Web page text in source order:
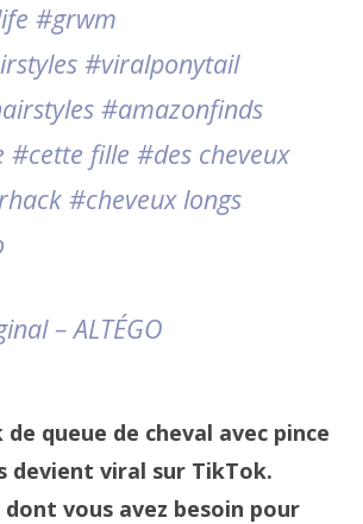
#grwm
#viralponytail
#amazonfinds
#cette fille #des cheveux
#cheveux longs
– ALTÉGO
de queue de cheval avec pince
devient viral sur TikTok.
vous avez besoin pour